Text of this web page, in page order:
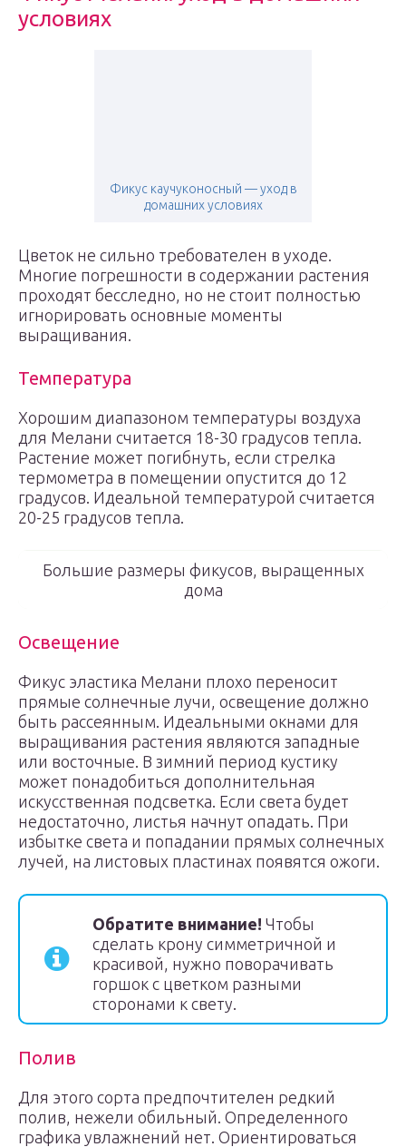
условиях
Фикус каучуконосный — уход в
домашних условиях
Цветок не сильно требователен в уходе.
Многие погрешности в содержании растения
проходят бесследно, но не стоит полностью
игнорировать основные моменты
выращивания.
Температура
Хорошим диапазоном температуры воздуха
для Мелани считается 18-30 градусов тепла.
Растение может погибнуть, если стрелка
термометра в помещении опустится до 12
градусов. Идеальной температурой считается
20-25 градусов тепла.
Большие размеры фикусов, выращенных
дома
Освещение
Фикус эластика Мелани плохо переносит
прямые солнечные лучи, освещение должно
быть рассеянным. Идеальными окнами для
выращивания растения являются западные
или восточные. В зимний период кустику
может понадобиться дополнительная
искусственная подсветка. Если света будет
недостаточно, листья начнут опадать. При
избытке света и попадании прямых солнечных
лучей, на листовых пластинах появятся ожоги.
Обратите внимание! Чтобы
сделать крону симметричной и
красивой, нужно поворачивать
горшок с цветком разными
сторонами к свету.
Полив
Для этого сорта предпочтителен редкий
полив, нежели обильный. Определенного
графика увлажнений нет. Ориентироваться